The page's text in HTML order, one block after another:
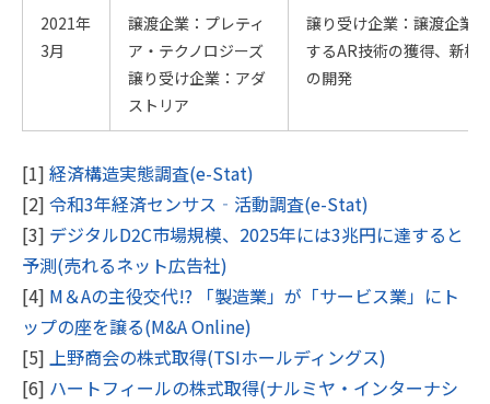
2021年
3月
譲渡企業：プレティ
ア・テクノロジーズ
譲り受け企業：アダ
ストリア
譲り受け企業：譲渡企業
するAR技術の獲得、新機
の開発
[1] 経済構造実態調査(e-Stat)
[2] 令和3年経済センサス‐活動調査(e-Stat)
[3] デジタルD2C市場規模、2025年には3兆円に達すると
予測(売れるネット広告社)
[4] M＆Aの主役交代!? 「製造業」が「サービス業」にト
ップの座を譲る(M&A Online)
[5] 上野商会の株式取得(TSIホールディングス)
[6] ハートフィールの株式取得(ナルミヤ・インターナシ